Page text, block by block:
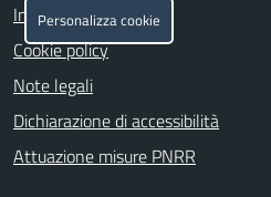
Informativa privacy
Cookie policy
Note legali
Dichiarazione di accessibilità
Attuazione misure PNRR
Personalizza cookie